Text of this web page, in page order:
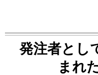
発注者とし
まれ